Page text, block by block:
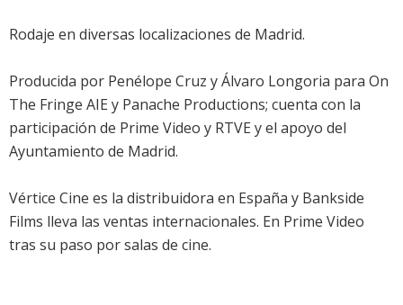
Rodaje en diversas localizaciones de Madrid.
Producida por Penélope Cruz y Álvaro Longoria para On
The Fringe AIE y Panache Productions; cuenta con la
participación de Prime Video y RTVE y el apoyo del
Ayuntamiento de Madrid.
Vértice Cine es la distribuidora en España y Bankside
Films lleva las ventas internacionales. En Prime Video
tras su paso por salas de cine.